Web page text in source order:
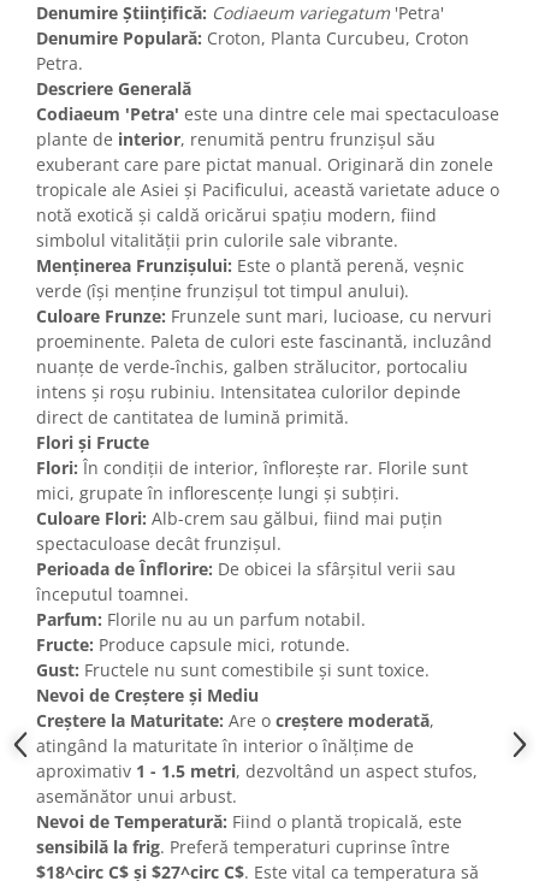
Denumire Științifică: Codiaeum variegatum 'Petra'
Denumire Populară: Croton, Planta Curcubeu, Croton
Petra.
Descriere Generală
Codiaeum 'Petra' este una dintre cele mai spectaculoase
plante de interior, renumită pentru frunzișul său
exuberant care pare pictat manual. Originară din zonele
tropicale ale Asiei și Pacificului, această varietate aduce o
notă exotică și caldă oricărui spațiu modern, fiind
simbolul vitalității prin culorile sale vibrante.
Menținerea Frunzișului: Este o plantă perenă, veșnic
verde (își menține frunzișul tot timpul anului).
Culoare Frunze: Frunzele sunt mari, lucioase, cu nervuri
proeminente. Paleta de culori este fascinantă, incluzând
nuanțe de verde-închis, galben strălucitor, portocaliu
intens și roșu rubiniu. Intensitatea culorilor depinde
direct de cantitatea de lumină primită.
Flori și Fructe
Flori: În condiții de interior, înflorește rar. Florile sunt
mici, grupate în inflorescențe lungi și subțiri.
Culoare Flori: Alb-crem sau gălbui, fiind mai puțin
spectaculoase decât frunzișul.
Perioada de Înflorire: De obicei la sfârșitul verii sau
începutul toamnei.
Parfum: Florile nu au un parfum notabil.
Fructe: Produce capsule mici, rotunde.
Gust: Fructele nu sunt comestibile și sunt toxice.
Nevoi de Creștere și Mediu
Creștere la Maturitate: Are o creștere moderată,
atingând la maturitate în interior o înălțime de
aproximativ 1 - 1.5 metri, dezvoltând un aspect stufos,
asemănător unui arbust.
Nevoi de Temperatură: Fiind o plantă tropicală, este
sensibilă la frig. Preferă temperaturi cuprinse între
$18^circ C$ și $27^circ C$. Este vital ca temperatura să